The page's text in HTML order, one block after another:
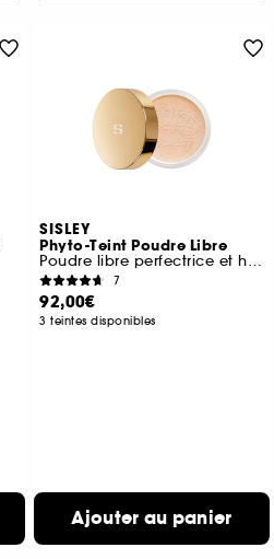
SISLEY
Phyto-Teint Poudre Libre
Poudre libre perfectrice et hydratante
7
92,00€
3 teintes disponibles
Ajouter au panier